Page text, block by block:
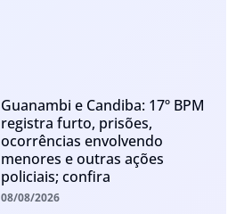
Guanambi e Candiba: 17º BPM
registra furto, prisões,
ocorrências envolvendo
menores e outras ações
policiais; confira
08/08/2026